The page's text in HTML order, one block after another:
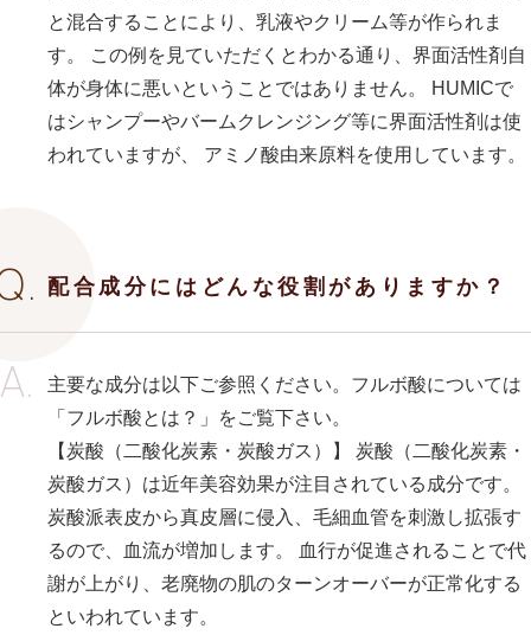
と混合することにより、乳液やクリーム等が作られま
す。 この例を見ていただくとわかる通り、界面活性剤自
体が身体に悪いということではありません。 HUMICで
はシャンプーやバームクレンジング等に界面活性剤は使
われていますが、 アミノ酸由来原料を使用しています。
配合成分にはどんな役割がありますか？
主要な成分は以下ご参照ください。フルボ酸については
「フルボ酸とは？」をご覧下さい。
【炭酸（二酸化炭素・炭酸ガス）】 炭酸（二酸化炭素・
炭酸ガス）は近年美容効果が注目されている成分です。
炭酸派表皮から真皮層に侵入、毛細血管を刺激し拡張す
るので、血流が増加します。 血行が促進されることで代
謝が上がり、老廃物の肌のターンオーバーが正常化する
といわれています。